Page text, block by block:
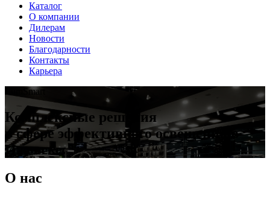
Каталог
О компании
Дилерам
Новости
Благодарности
Контакты
Карьера
LumSmart
Комплексные решения
в сфере эффективного освещения в
Ижевске
О нас